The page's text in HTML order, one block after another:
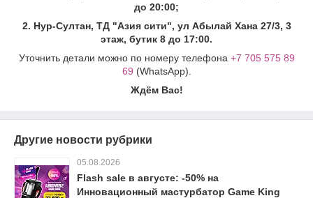
до 20:00;
2. Нур-Султан, ТД "Азия сити", ул Абылай Хана 27/3, 3
этаж, бутик 8 до 17:00.
Уточнить детали можно по номеру телефона +7 705 575 89
69 (WhatsApp).
Ждём Вас!
Другие новости рубрики
05.08.2026
Flash sale в августе: -50% на
Инновационный мастурбатор Game King